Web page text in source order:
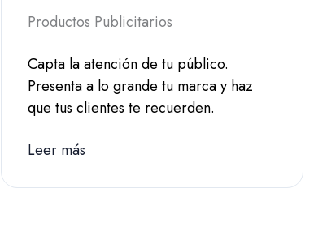
Productos Publicitarios
Capta la atención de tu público.
Presenta a lo grande tu marca y haz
que tus clientes te recuerden.
Leer más